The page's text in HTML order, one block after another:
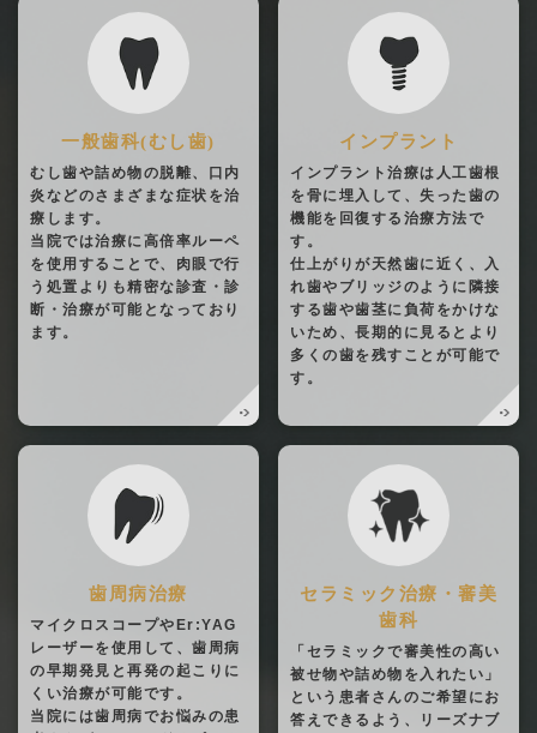
一般歯科(むし歯)
むし歯や詰め物の脱離、口内
炎などのさまざまな症状を治
療します。
当院では治療に高倍率ルーペ
を使用することで、肉眼で行
う処置よりも精密な診査・診
断・治療が可能となっており
ます。
インプラント
インプラント治療は人工歯根
を骨に埋入して、失った歯の
機能を回復する治療方法で
す。
仕上がりが天然歯に近く、入
れ歯やブリッジのように隣接
する歯や歯茎に負荷をかけな
いため、長期的に見るとより
多くの歯を残すことが可能で
す。
歯周病治療
マイクロスコープやEr:YAG
レーザーを使用して、歯周病
の早期発見と再発の起こりに
くい治療が可能です。
当院には歯周病でお悩みの患
セラミック治療・審美
歯科
「セラミックで審美性の高い
被せ物や詰め物を入れたい」
という患者さんのご希望にお
答えできるよう、リーズナブ